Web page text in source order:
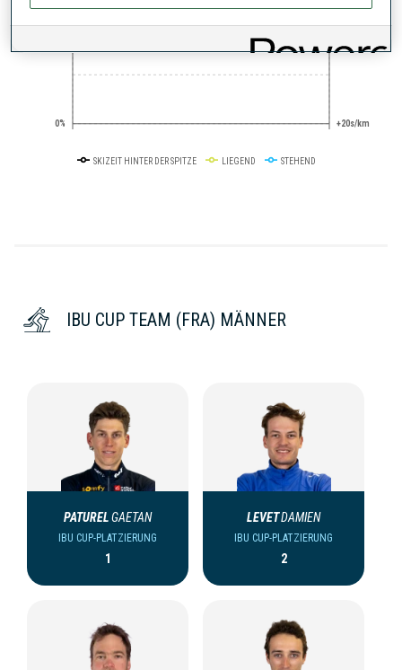
0%
50% +10s/km
+20s/km
SKIZEIT HINTER DER SPITZE LIEGEND STEHEND
IBU CUP TEAM (FRA) MÄNNER
PATURELGAETAN
IBU CUP-PLATZIERUNG
1
LEVETDAMIEN
IBU CUP-PLATZIERUNG
2